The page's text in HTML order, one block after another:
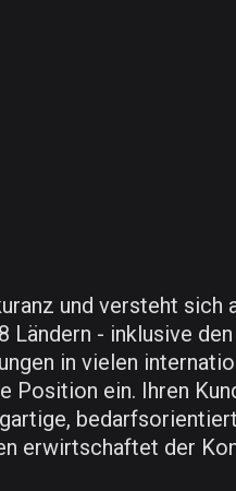
und versteht
- inklusive den
in vielen
ein. Ihren
erwirtschaftet der